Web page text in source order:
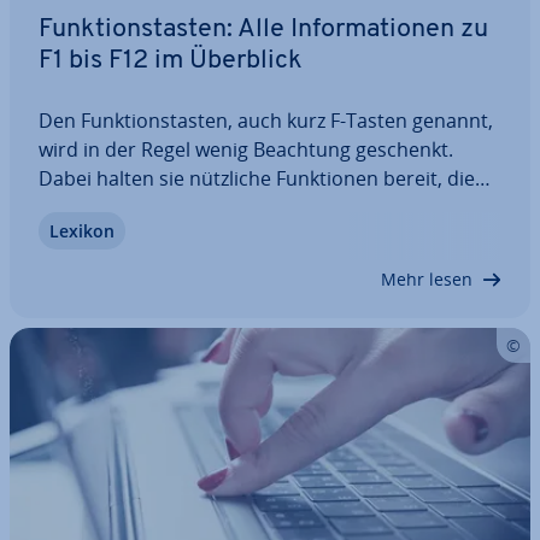
Funk­ti­ons­tas­ten: Alle In­for­ma­tio­nen zu
F1 bis F12 im Überblick
Den Funk­ti­ons­tas­ten, auch kurz F-Tasten genannt,
wird in der Regel wenig Beachtung geschenkt.
Dabei halten sie nützliche Funk­tio­nen bereit, die
niert mit anderen Zu­satz­tas­ten verbergen sich
Lexikon
Mehr lesen